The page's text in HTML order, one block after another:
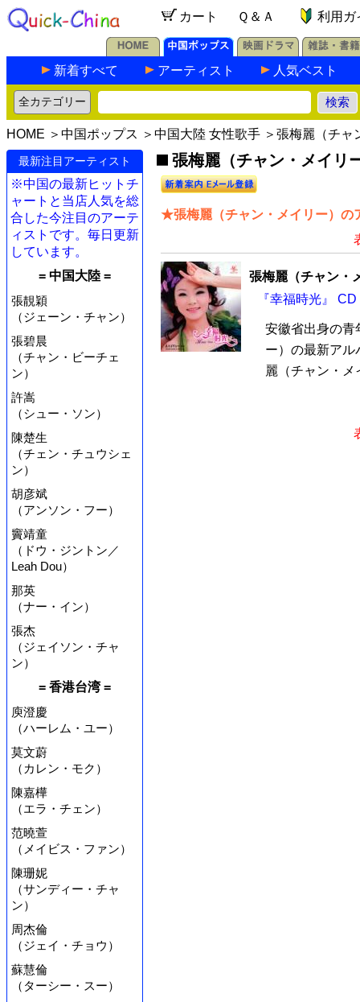
カート Ｑ＆Ａ 利用ガ
新着すべて アーティスト 人気ベスト
HOME ＞ 中国ポップス ＞ 中国大陸 女性歌手 ＞張梅麗（チャ
最新注目アーティスト
※中国の最新ヒットチ
ャートと当店人気を総
合した今注目のアーテ
ィストです。毎日更新
しています。
= 中国大陸 =
張靚穎
（ジェーン・チャン）
張碧晨
（チャン・ビーチェ
ン）
許嵩
（シュー・ソン）
陳楚生
（チェン・チュウシェ
ン）
胡彦斌
（アンソン・フー）
竇靖童
（ドウ・ジントン／
Leah Dou）
那英
（ナー・イン）
張杰
（ジェイソン・チャ
ン）
= 香港台湾 =
庾澄慶
（ハーレム・ユー）
莫文蔚
（カレン・モク）
陳嘉樺
（エラ・チェン）
范曉萱
（メイビス・ファン）
陳珊妮
（サンディー・チャ
ン）
周杰倫
（ジェイ・チョウ）
蘇慧倫
（ターシー・スー）
張梅麗（チャン・メイリ
★張梅麗（チャン・メイリー）の
張梅麗（チャン・
『幸福時光』
安徽省出身の
ー）の最新ア
麗（チャン・